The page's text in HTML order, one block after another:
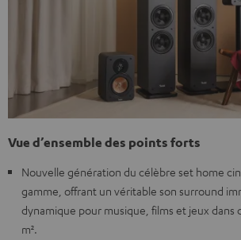
Vue d’ensemble des points forts
Nouvelle génération du célèbre set home
gamme, offrant un véritable son surround
dynamique pour musique, films et jeux dans
m².